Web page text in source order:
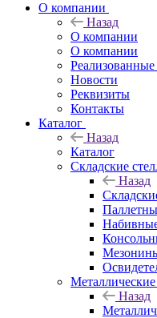
О компании
Назад
О компании
О компании
Новости
Реквизиты
Контакты
Каталог
Назад
Каталог
Складские
Назад
Назад